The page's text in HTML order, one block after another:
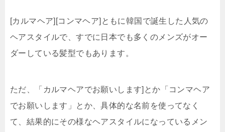
[カルマヘア][コンマヘア]ともに韓国で誕生した人気の
ヘアスタイルで、すでに日本でも多くのメンズがオー
ダーしている髪型でもあります。
ただ、「カルマヘアでお願いします]とか「コンマヘア
でお願いします」とか、具体的な名前を使ってなく
て、結果的にその様なヘアスタイルになっているメン